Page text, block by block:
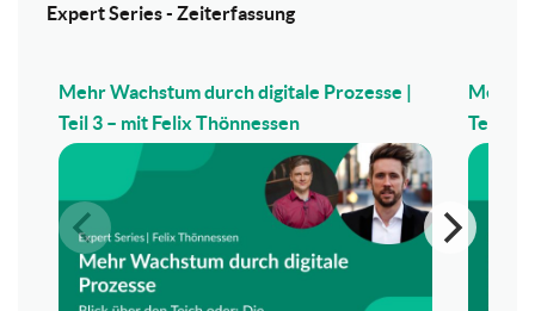
Expert Series - Zeiterfassung
Mehr Wachstum durch digitale Prozesse |
Teil 3 – mit Felix Thönnessen
Mehr
Teil 2 –